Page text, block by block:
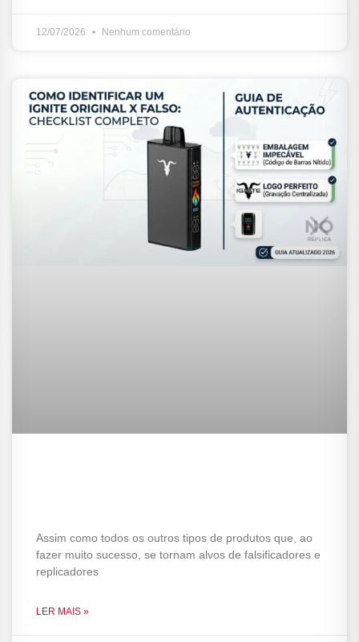
12/07/2026 Nenhum comentário
Assim como todos os outros tipos de produtos que, ao
fazer muito sucesso, se tornam alvos de falsificadores e
replicadores
LER MAIS »